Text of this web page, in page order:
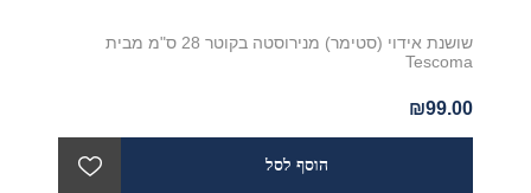
שושנת אידוי (סטימר) מנירוסטה בקוטר 28 ס"מ מבית
Tescoma
₪99.00